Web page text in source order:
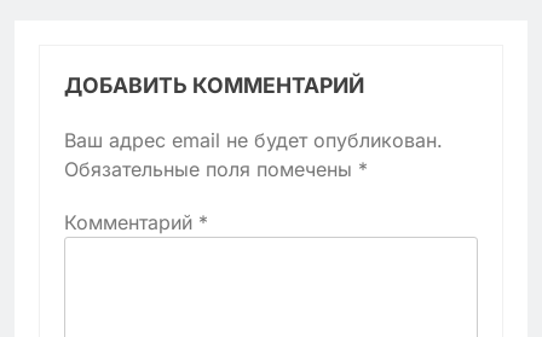
ДОБАВИТЬ КОММЕНТАРИЙ
Ваш адрес email не будет опубликован.
Обязательные поля помечены *
Комментарий *